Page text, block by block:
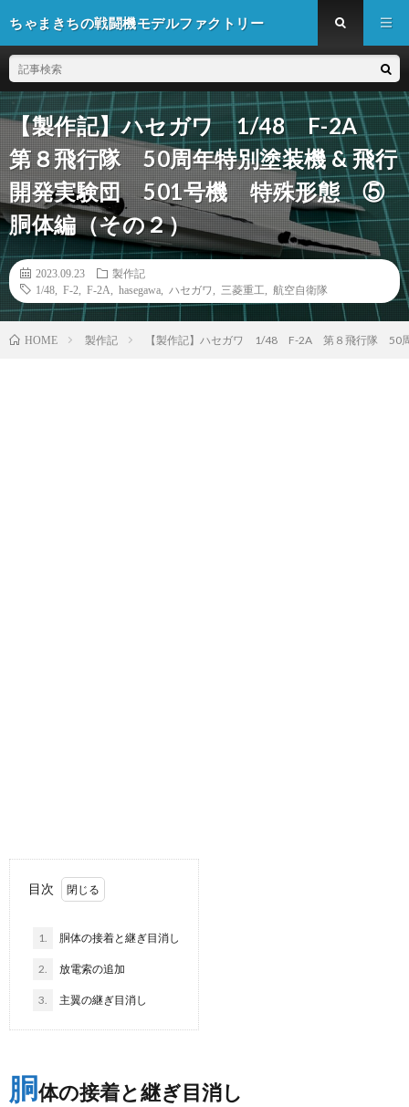
ちゃまきちの戦闘機モデルファクトリー
【製作記】ハセガワ 1/48 F-2A
第８飛行隊 50周年特別塗装機 & 飛行
開発実験団 501号機 特殊形態 ⑤
胴体編（その２）
2023.09.23
製作記
1/48
F-2 F-2A hasegawa ハセガワ 三菱重工 航空自衛隊
HOME 製作記 【製作記】ハセガワ 1/48 F-2A 第８飛行隊 50
目次
1. 胴体の接着と継ぎ目消し
2. 放電索の追加
3. 主翼の継ぎ目消し
胴体の接着と継ぎ目消し